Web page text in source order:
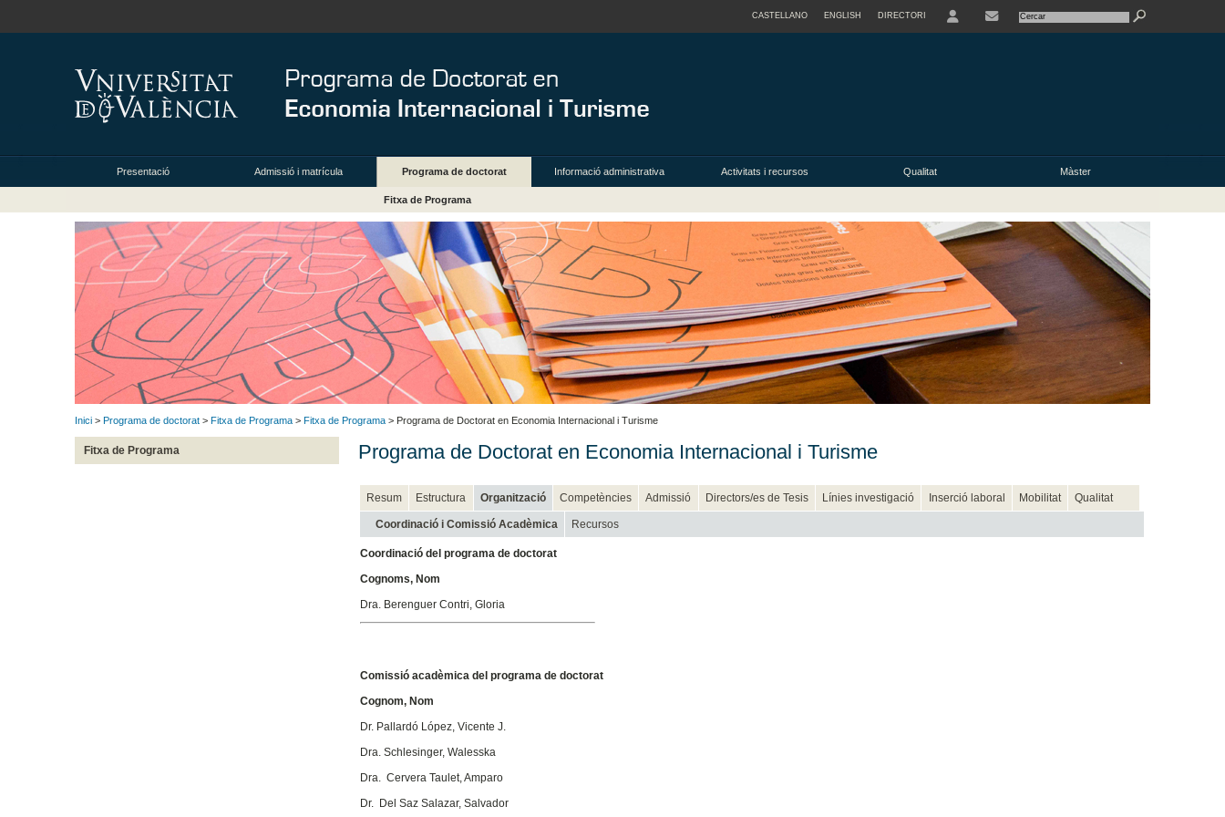
CASTELLANO ENGLISH DIRECTORI
Presentació Admissió i matrícula Programa de doctorat Informació administrativa Activitats i recursos Qualitat Màster
Fitxa de Programa
Inici > Programa de doctorat > Fitxa de Programa > Fitxa de Programa > Programa de Doctorat en Economia Internacional i Turisme
Fitxa de Programa Programa de Doctorat en Economia Internacional i Turisme
Resum Estructura Organització Competències Admissió Directors/es de Tesis Línies investigació Inserció laboral Mobilitat Qualitat
Coordinació i Comissió Acadèmica Recursos
Coordinació del programa de doctorat
Cognoms, Nom
Dra. Berenguer Contri, Gloria
Comissió acadèmica del programa de doctorat
Cognom, Nom
Dr. Pallardó López, Vicente J.
Dra. Schlesinger, Walesska
Dra. Cervera Taulet, Amparo
Dr. Del Saz Salazar, Salvador